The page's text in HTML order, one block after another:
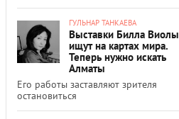
ГУЛЬНАР ТАНКАЕВА
Выставки Билла Виолы
ищут на картах мира.
Теперь нужно искать
Алматы
Его работы заставляют зрителя
остановиться